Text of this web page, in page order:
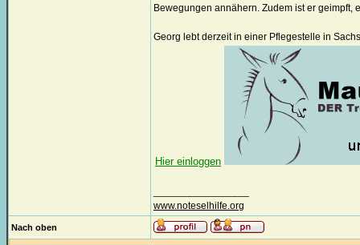
Bewegungen annähern. Zudem ist er
Georg lebt derzeit in einer Pflegestelle in
Hier einloggen
www.noteselhilfe.org
Nach oben